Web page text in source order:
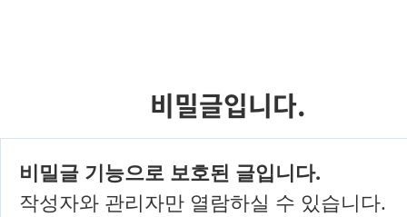
비밀글입니다.
비밀글 기능으로 보호된 글입니다.
작성자와 관리자만 열람하실 수 있습니다.